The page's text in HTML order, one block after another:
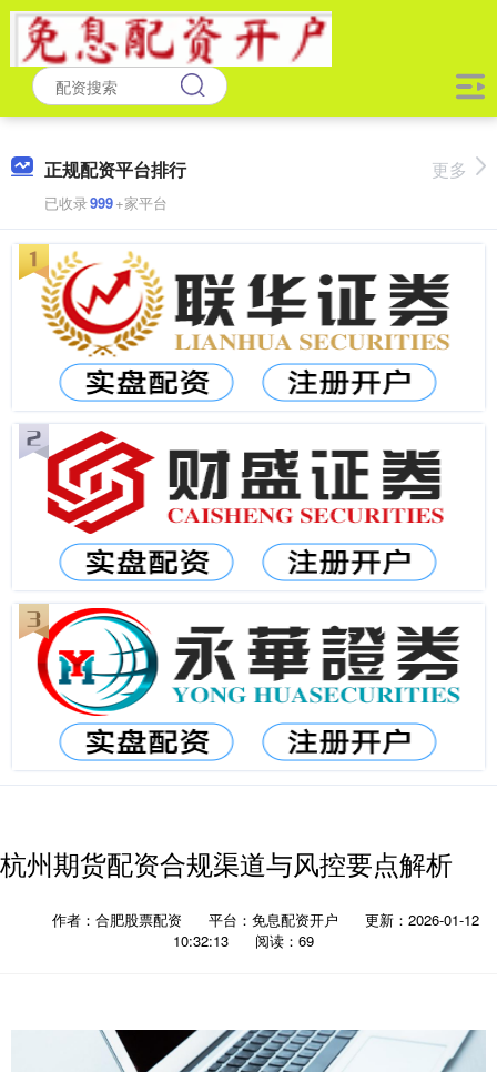
正规配资平台排行
已收录999+家平台
更多
杭州期货配资合规渠道与风控要点解析
作者：合肥股票配资 平台：免息配资开户
更新：2026-01-12
10:32:13
阅读：69